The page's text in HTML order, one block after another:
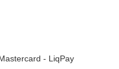
- LiqPay